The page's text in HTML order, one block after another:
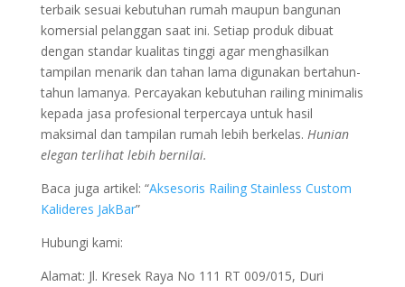
terbaik sesuai kebutuhan rumah maupun bangunan
komersial pelanggan saat ini. Setiap produk dibuat
dengan standar kualitas tinggi agar menghasilkan
tampilan menarik dan tahan lama digunakan bertahun-
tahun lamanya. Percayakan kebutuhan railing minimalis
kepada jasa profesional terpercaya untuk hasil
maksimal dan tampilan rumah lebih berkelas. Hunian
elegan terlihat lebih bernilai.
Baca juga artikel: “Aksesoris Railing Stainless Custom
Kalideres JakBar”
Hubungi kami:
Alamat: Jl. Kresek Raya No 111 RT 009/015, Duri